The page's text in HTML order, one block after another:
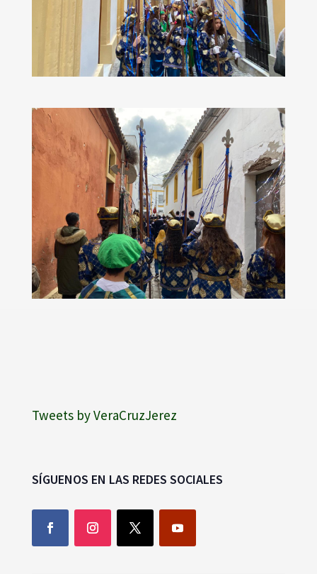
Tweets by VeraCruzJerez
SÍGUENOS EN LAS REDES SOCIALES